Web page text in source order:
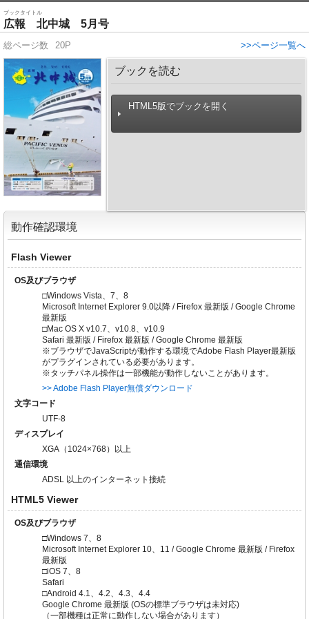
ブックタイトル
広報 北中城 5月号
総ページ数 20P >>ページ一覧へ
ブックを読む
HTML5版でブックを開く
動作確認環境
Flash Viewer
OS及びブラウザ
□Windows Vista、7、8
Microsoft Internet Explorer 9.0以降 / Firefox 最新版 / Google Chrome
最新版
□Mac OS X v10.7、v10.8、v10.9
Safari 最新版 / Firefox 最新版 / Google Chrome 最新版
※ブラウザでJavaScriptが動作する環境でAdobe Flash Player最新版
がプラグインされている必要があります。
※タッチパネル操作は一部機能が動作しないことがあります。
>> Adobe Flash Player無償ダウンロード
文字コード
UTF-8
ディスプレイ
XGA（1024×768）以上
通信環境
ADSL 以上のインターネット接続
HTML5 Viewer
OS及びブラウザ
□Windows 7、8
Microsoft Internet Explorer 10、11 / Google Chrome 最新版 / Firefox
最新版
□iOS 7、8
Safari
□Android 4.1、4.2、4.3、4.4
Google Chrome 最新版 (OSの標準ブラウザは未対応)
（一部機種は正常に動作しない場合があります）